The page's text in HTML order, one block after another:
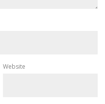
Website